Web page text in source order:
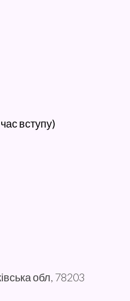
вступу)
обл, 78203